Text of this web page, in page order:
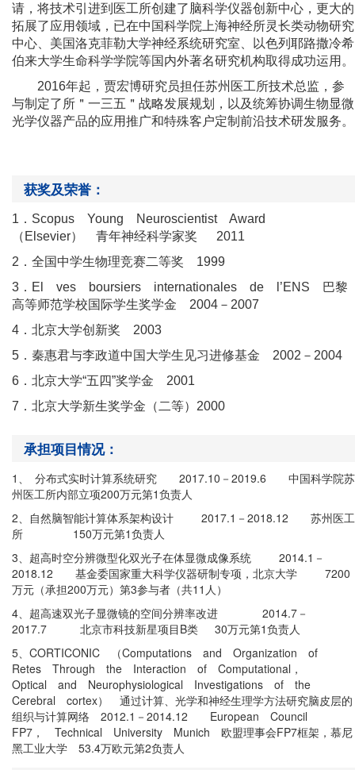
请，将技术引进到医工所创建了脑科学仪器创新中心，更大的
拓展了应用领域，已在中国科学院上海神经所灵长类动物研究
中心、美国洛克菲勒大学神经系统研究室、以色列耶路撒冷希
伯来大学生命科学学院等国内外著名研究机构取得成功运用。
2016年起，贾宏博研究员担任苏州医工所技术总监，参
与制定了所 ＂ 一三五 ＂ 战略发展规划，以及统筹协调生物显微
光学仪器产品的应用推广和特殊客户定制前沿技术研发服务。
获奖及荣誉：
1．Scopus Young Neuroscientist Award
（Elsevier） 青年神经科学家奖 2011
2．全国中学生物理竞赛二等奖 1999
3．El ves boursiers internationales de l’ENS 巴黎
高等师范学校国际学生奖学金 2004－2007
4．北京大学创新奖 2003
5．秦惠君与李政道中国大学生见习进修基金 2002－2004
6．北京大学“五四”奖学金 2001
7．北京大学新生奖学金（二等）2000
承担项目情况：
1、 分布式实时计算系统研究 2017.10－2019.6 中国科学院苏
州医工所内部立项200万元第1负责人
2、自然脑智能计算体系架构设计 2017.1－2018.12 苏州医工
所 150万元第1负责人
3、超高时空分辨微型化双光子在体显微成像系统 2014.1－
2018.12 基金委国家重大科学仪器研制专项，北京大学 7200
万元（承担200万元）第3参与者（共11人）
4、超高速双光子显微镜的空间分辨率改进 2014.7－
2017.7 北京市科技新星项目B类 30万元第1负责人
5、CORTICONIC （Computations and Organization of
Retes Through the Interaction of Computational，
Optical and Neurophysiological Investigations of the
Cerebral cortex） 通过计算、光学和神经生理学方法研究脑皮层的
组织与计算网络 2012.1－2014.12 European Council
FP7， Technical University Munich 欧盟理事会FP7框架，慕尼
黑工业大学 53.4万欧元第2负责人